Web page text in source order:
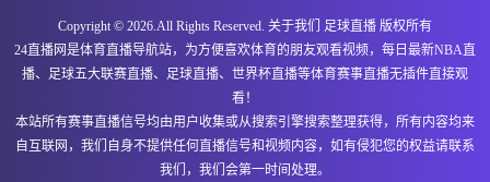
情报
08-08 13:00
伯肯黑德联 0 - 0 曼努联合
Copyright © 2026.All Rights Reserved. 关于我们 足球直播 版权所有
24直播网是体育直播导航站，为方便喜欢体育的朋友观看视频，每日最新NBA直
播、足球五大联赛直播、足球直播、世界杯直播等体育赛事直播无插件直接观
看！
本站所有赛事直播信号均由用户收集或从搜索引擎搜索整理获得，所有内容均来
自互联网，我们自身不提供任何直播信号和视频内容，如有侵犯您的权益请联系
我们，我们会第一时间处理。